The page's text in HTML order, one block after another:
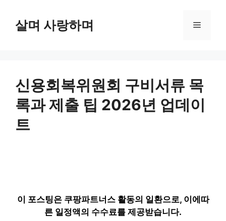
살며 사랑하며 메
신용회복위원회 구비서류 목
록과 제출 팁 2026년 업데이
트
이 포스팅은 쿠팡파트너스 활동의 일환으로, 이에따
른 일정액의 수수료를 제공받습니다.